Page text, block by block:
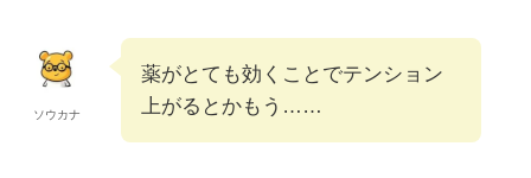
ソウカナ
薬がとても効くことでテンション
上がるとかもう……